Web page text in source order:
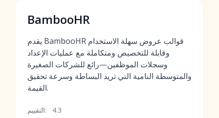
BambooHR
يقدم BambooHR قوالب عروض سهلة الاستخدام
وقابلة للتخصيص ومتكاملة مع عمليات الإعداد
وسجلات الموظفين—رائع للشركات الصغيرة
والمتوسطة النامية التي تريد البساطة وسرعة تحقيق
القيمة.
التقييم: 4.3